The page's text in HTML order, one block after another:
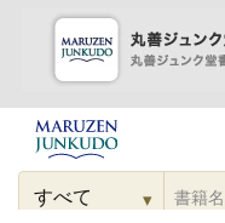
コンテンツに
進む
検
▾